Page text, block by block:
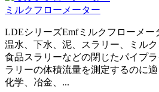
ミルクフローメーター
LDEシリーズEmfミルクフローメー
温水、下水、泥、スラリー、ミルク
食品スラリーなどの閉じたパイプ
ラリーの体積流量を測定するのに
化学、冶金、...